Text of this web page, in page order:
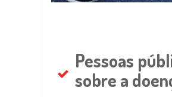
Pessoas
sobre a